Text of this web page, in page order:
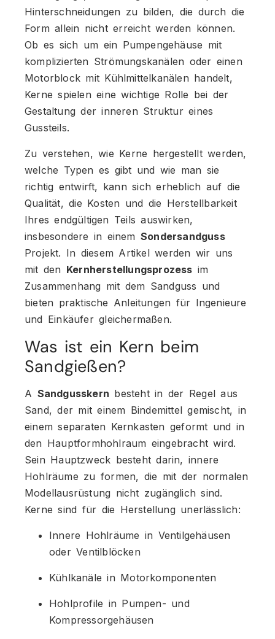
Hinterschneidungen zu bilden, die durch die
Form allein nicht erreicht werden können.
Ob es sich um ein Pumpengehäuse mit
komplizierten Strömungskanälen oder einen
Motorblock mit Kühlmittelkanälen handelt,
Kerne spielen eine wichtige Rolle bei der
Gestaltung der inneren Struktur eines
Gussteils.
Zu verstehen, wie Kerne hergestellt werden,
welche Typen es gibt und wie man sie
richtig entwirft, kann sich erheblich auf die
Qualität, die Kosten und die Herstellbarkeit
Ihres endgültigen Teils auswirken,
insbesondere in einem Sondersandguss
Projekt. In diesem Artikel werden wir uns
mit den Kernherstellungsprozess im
Zusammenhang mit dem Sandguss und
bieten praktische Anleitungen für Ingenieure
und Einkäufer gleichermaßen.
Was ist ein Kern beim
Sandgießen?
A Sandgusskern besteht in der Regel aus
Sand, der mit einem Bindemittel gemischt, in
einem separaten Kernkasten geformt und in
den Hauptformhohlraum eingebracht wird.
Sein Hauptzweck besteht darin, innere
Hohlräume zu formen, die mit der normalen
Modellausrüstung nicht zugänglich sind.
Kerne sind für die Herstellung unerlässlich:
Innere Hohlräume in Ventilgehäusen
oder Ventilblöcken
Kühlkanäle in Motorkomponenten
Hohlprofile in Pumpen- und
Kompressorgehäusen